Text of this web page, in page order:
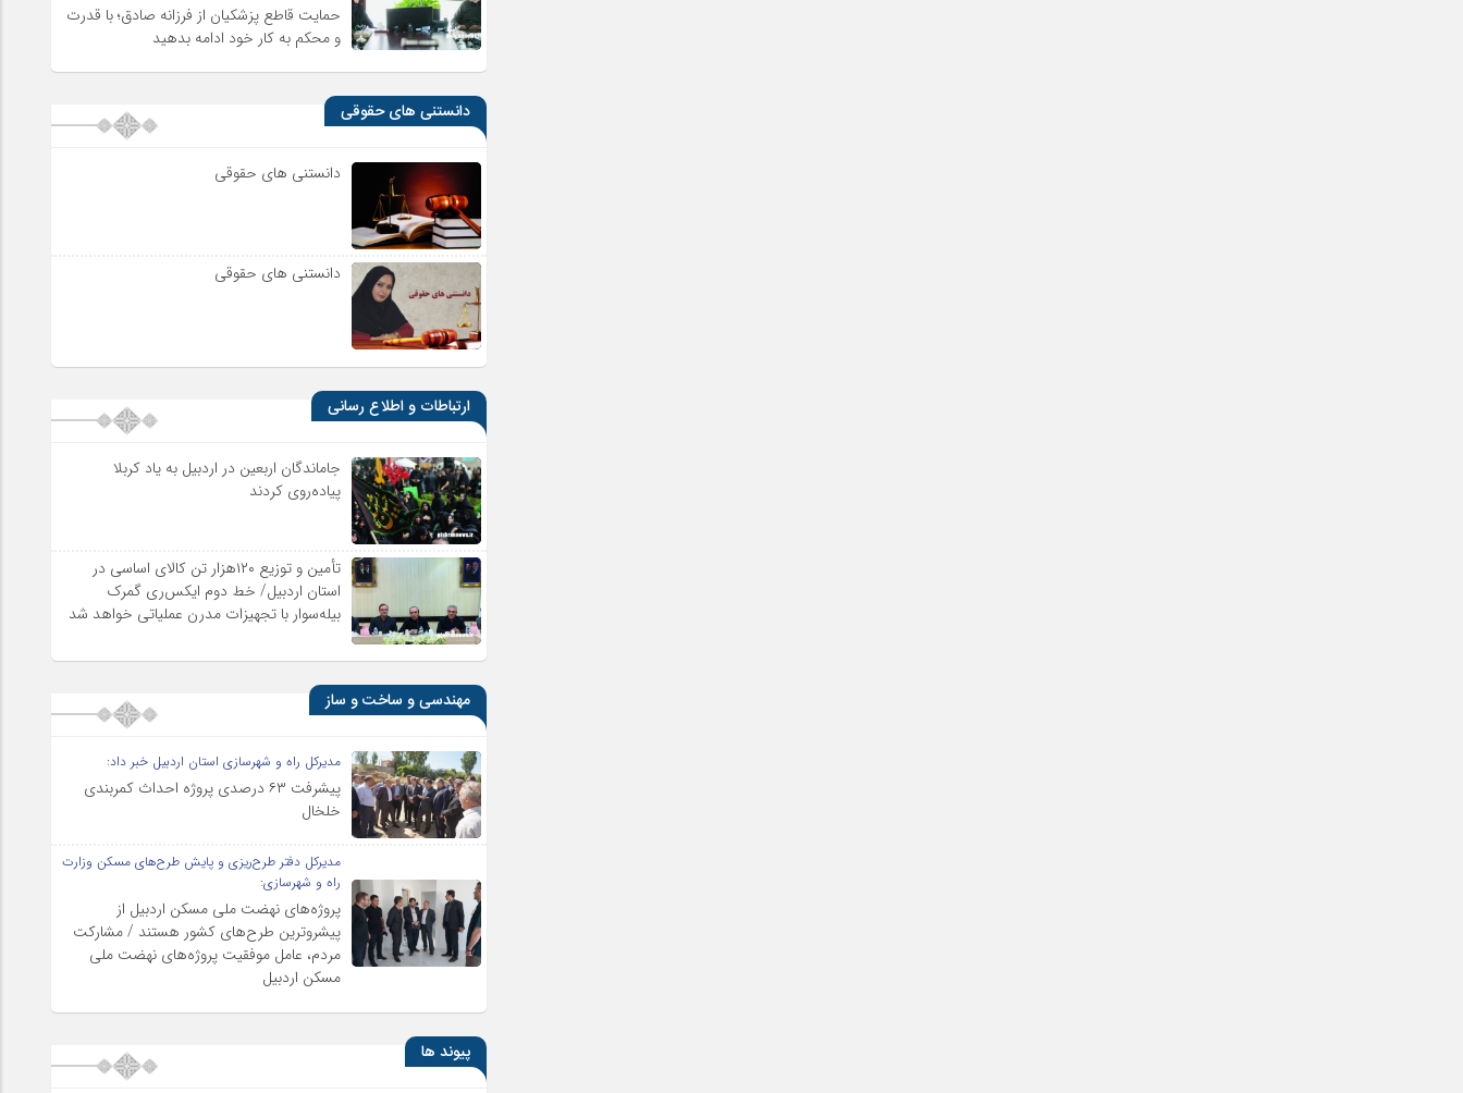
حمایت قاطع پزشکیان از فرزانه صادق؛ با قدرت
و محکم به کار خود ادامه بدهید
دانستنی های حقوقی
دانستنی های حقوقی
دانستنی های حقوقی
ارتباطات و اطلاع رسانی
جاماندگان اربعین در اردبیل به یاد کربلا
پیاده‌روی کردند
تأمین و توزیع ۱۲۰هزار تن کالای اساسی در
استان اردبیل/ خط دوم ایکس‌ری گمرک
بیله‌سوار با تجهیزات مدرن عملیاتی خواهد شد
مهندسی و ساخت و ساز
مدیرکل راه و شهرسازی استان اردبیل خبر داد:
پیشرفت ۶۳ درصدی پروژه احداث کمربندی
خلخال
مدیرکل دفتر طرح‌ریزی و پایش طرح‌های مسکن وزارت
راه و شهرسازی:
پروژه‌های نهضت ملی مسکن اردبیل از
پیشروترین طرح‌های کشور هستند / مشارکت
مردم، عامل موفقیت پروژه‌های نهضت ملی
مسکن اردبیل
پیوند ها